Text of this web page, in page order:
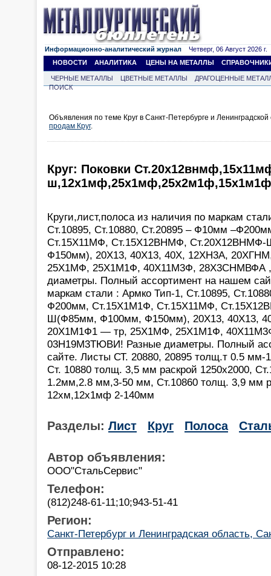
Информационно-аналитический журнал Четверг, 06 Август 2026 г.
НОВОСТИ
АНАЛИТИКА ЦЕНЫ НА МЕТАЛЛЫ
ЧЕРНЫЕ МЕТАЛЛЫ ЦВЕТНЫЕ МЕТАЛЛЫ
ДРАГОЦЕННЫЕ
ПОИСК
Объявления по теме Круг в Санкт-Петербурге и
продам Круг.
Круг: Поковки
Круги,лист,полоса из наличия по маркам
Ст.10895, Ст.10880, Ст.20895 – Ф10мм
Ст.15Х11МФ, Ст.15Х12ВНМФ,
Ф150мм), 20Х13, 40Х13, 40Х, 12ХН3А,
25Х1МФ, 25Х1М1Ф, 40Х11М3Ф, 28Х3СНМВФА
диаметры. Полный ассортимент на нашем
маркам стали : Армко Тип-1, Ст.10895,
Ф200мм, Ст.15Х1М1Ф, Ст.15Х11МФ,
Ш(Ф85мм, Ф100мм, Ф150мм), 20Х13, 40Х13,
20Х1М1Ф1 — тр, 25Х1МФ, 25Х1М1Ф,
03Н19М3ТЮВИ! Разные диаметры. Полный
сайте. Листы СТ. 20880, 20895 толщ.т 0.5 мм-
Ст. 10880 толщ. 3,5 мм раскрой 1250х2000,
1.2мм,2.8 мм,3-50 мм, Ст.10860 толщ. 3,9 мм
12хм,12х1мф 2-140мм
Разделы: Лист Круг Полоса
Автор объявления:
ООО"СтальСервис"
Телефон:
(812)248-61-11;10;943-51-41
Регион:
Санкт-Петербург и Ленинградская область,
Отправлено:
08-12-2015 10:28